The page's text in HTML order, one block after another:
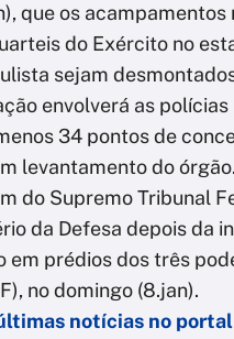
que os acampamentos
do Exército no
sejam
envolverá as polícias
34 pontos de
levantamento do
do Supremo Tribunal
da Defesa depois da
em prédios dos três
no domingo (8.jan).
notícias no